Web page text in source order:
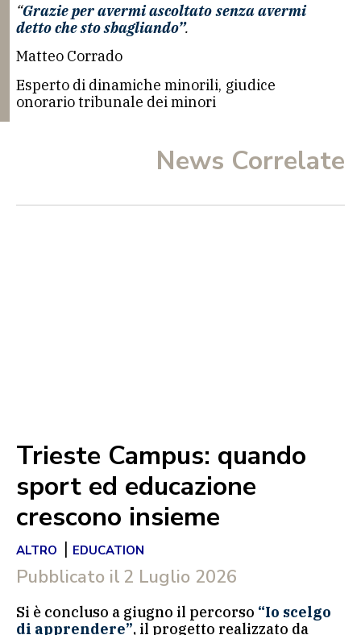
“Grazie per avermi ascoltato senza avermi
detto che sto sbagliando”.
Matteo Corrado
Esperto di dinamiche minorili, giudice
onorario tribunale dei minori
News Correlate
Trieste Campus: quando
sport ed educazione
crescono insieme
ALTRO | EDUCATION
Pubblicato il 2 Luglio 2026
Si è concluso a giugno il percorso “Io scelgo
di apprendere”, il progetto realizzato da